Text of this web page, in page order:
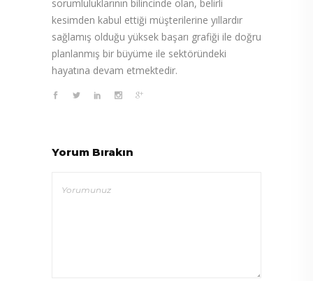
sorumluluklarının bilincinde olan, belirli
kesimden kabul ettiği müşterilerine yıllardır
sağlamış olduğu yüksek başarı grafiği ile doğru
planlanmış bir büyüme ile sektöründeki
hayatına devam etmektedir.
Yorum Bırakın